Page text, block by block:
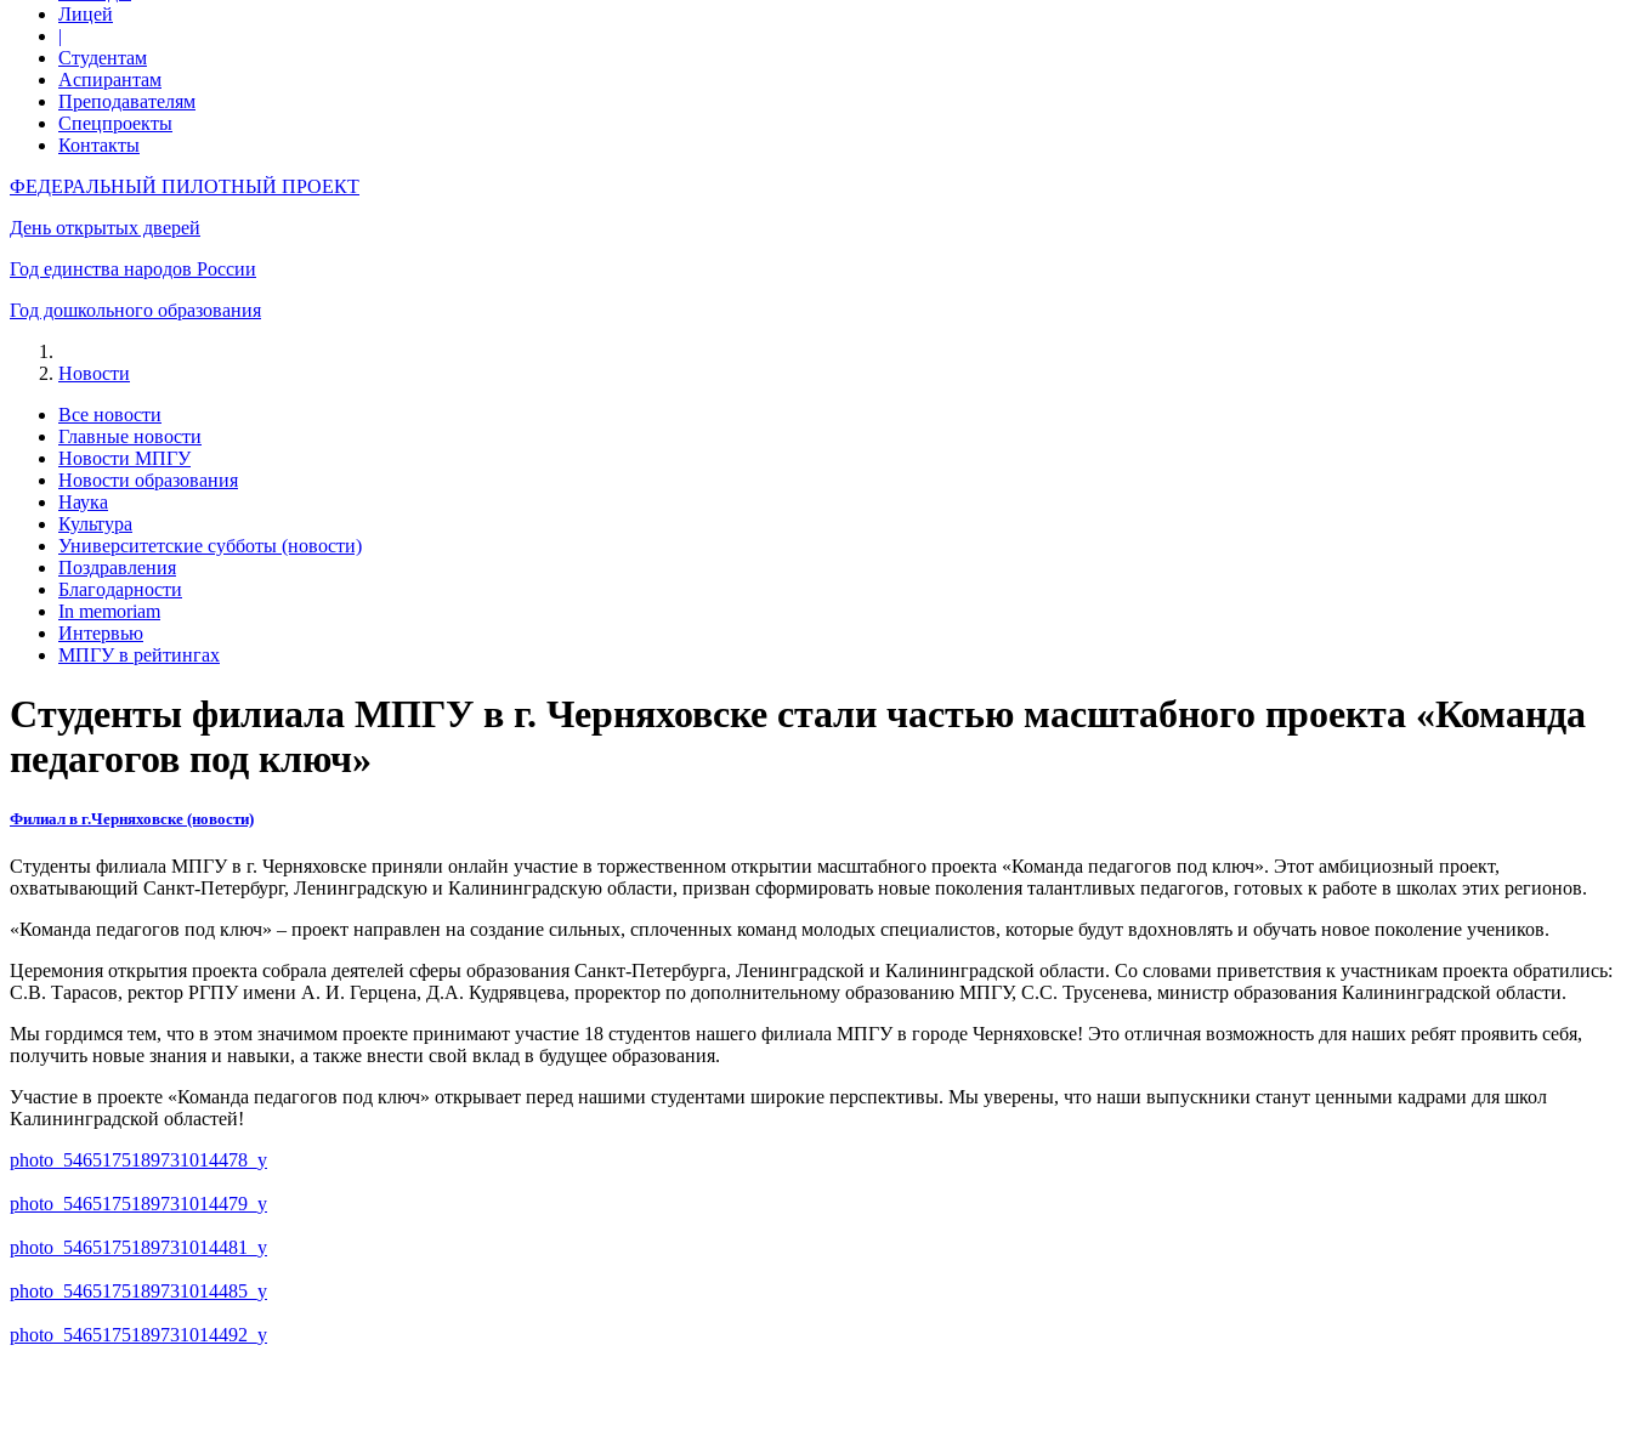
Лицей
|
Студентам
Аспирантам
Преподавателям
Спецпроекты
Контакты
ФЕДЕРАЛЬНЫЙ ПИЛОТНЫЙ ПРОЕКТ
День открытых дверей
Год единства народов России
Год дошкольного образования
Новости
Все новости
Главные новости
Новости МПГУ
Новости образования
Наука
Культура
Университетские субботы (новости)
Поздравления
Благодарности
In memoriam
Интервью
МПГУ в рейтингах
Студенты филиала МПГУ в г. Черняховске стали частью масштабного проекта «Команда
педагогов под ключ»
Филиал в г.Черняховске (новости)
Студенты филиала МПГУ в г. Черняховске приняли онлайн участие в торжественном открытии масштабного проекта «Команда педагогов под ключ». Этот амбициозный проект,
охватывающий Санкт-Петербург, Ленинградскую и Калининградскую области, призван сформировать новые поколения талантливых педагогов, готовых к работе в школах этих регионов.
«Команда педагогов под ключ» – проект направлен на создание сильных, сплоченных команд молодых специалистов, которые будут вдохновлять и обучать новое поколение учеников.
Церемония открытия проекта собрала деятелей сферы образования Санкт-Петербурга, Ленинградской и Калининградской области. Со словами приветствия к участникам проекта обратились:
С.В. Тарасов, ректор РГПУ имени А. И. Герцена, Д.А. Кудрявцева, проректор по дополнительному образованию МПГУ, С.С. Трусенева, министр образования Калининградской области.
Мы гордимся тем, что в этом значимом проекте принимают участие 18 студентов нашего филиала МПГУ в городе Черняховске! Это отличная возможность для наших ребят проявить себя,
получить новые знания и навыки, а также внести свой вклад в будущее образования.
Участие в проекте «Команда педагогов под ключ» открывает перед нашими студентами широкие перспективы. Мы уверены, что наши выпускники станут ценными кадрами для школ
Калининградской областей!
photo_5465175189731014478_y
photo_5465175189731014479_y
photo_5465175189731014481_y
photo_5465175189731014485_y
photo_5465175189731014492_y